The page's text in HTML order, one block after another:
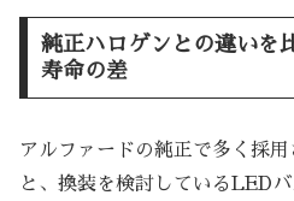
純正ハロゲンとの違いを
寿命の差
アルファードの純正で多く採
と、換装を検討しているLED